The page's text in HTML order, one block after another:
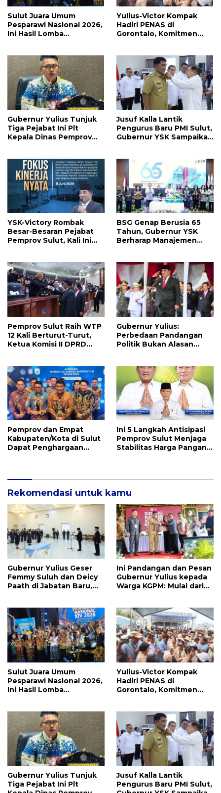
Sulut Juara Umum
Pesparawi Nasional 2026,
Ini Hasil Lomba
Yulius-Victor Kompak
Hadiri PENAS di
Gorontalo, Komitmen
Pangan Presiden
Prabowo
Gubernur Yulius Tunjuk
Tiga Pejabat Ini Plt
Kepala Dinas Pemprov
Jusuf Kalla Lantik
Pengurus Baru PMI Sulut,
Gubernur YSK Sampaikan
YSK-Victory Rombak
Besar-Besaran Pejabat
Pemprov Sulut, Kali Ini
BSG Genap Berusia 65
Tahun, Gubernur YSK
Berharap Manajemen
Pemprov Sulut Raih WTP
12 Kali Berturut-Turut,
Ketua Komisi II DPRD
Prestasi Yang
Membanggakan
Gubernur Yulius:
Perbedaan Pandangan
Politik Bukan Alasan
Pemprov dan Empat
Kabupaten/Kota di Sulut
Dapat Penghargaan
Ini 5 Langkah Antisipasi
Pemprov Sulut Menjaga
Stabilitas Harga Pangan
Rekomendasi untuk kamu
Gubernur Yulius Geser
Femmy Suluh dan Deicy
Paath di Jabatan Baru,
Ini Pandangan dan Pesan
Gubernur Yulius kepada
Warga KGPM: Mulai dari
Sulut Juara Umum
Pesparawi Nasional 2026,
Ini Hasil Lomba
Yulius-Victor Kompak
Hadiri PENAS di
Gorontalo, Komitmen
Pangan Presiden
Prabowo
Gubernur Yulius Tunjuk
Tiga Pejabat Ini Plt
Jusuf Kalla Lantik
Pengurus Baru PMI Sulut,